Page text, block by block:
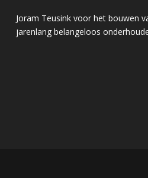
Joram Teusink voor het bouwen
jarenlang belangeloos